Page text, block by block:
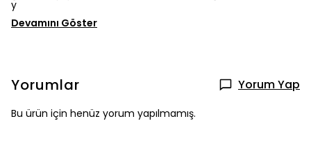
y
Devamını Göster
Yorumlar Yorum Yap
Bu ürün için henüz yorum yapılmamış.